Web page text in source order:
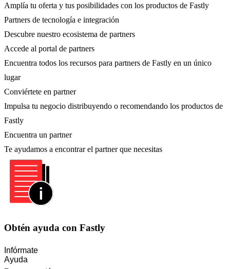
Amplía tu oferta y tus posibilidades con los productos de Fastly
Partners de tecnología e integración
Descubre nuestro ecosistema de partners
Accede al portal de partners
Encuentra todos los recursos para partners de Fastly en un único
lugar
Conviértete en partner
Impulsa tu negocio distribuyendo o recomendando los productos de
Fastly
Encuentra un partner
Te ayudamos a encontrar el partner que necesitas
Obtén ayuda con Fastly
Infórmate
Ayuda